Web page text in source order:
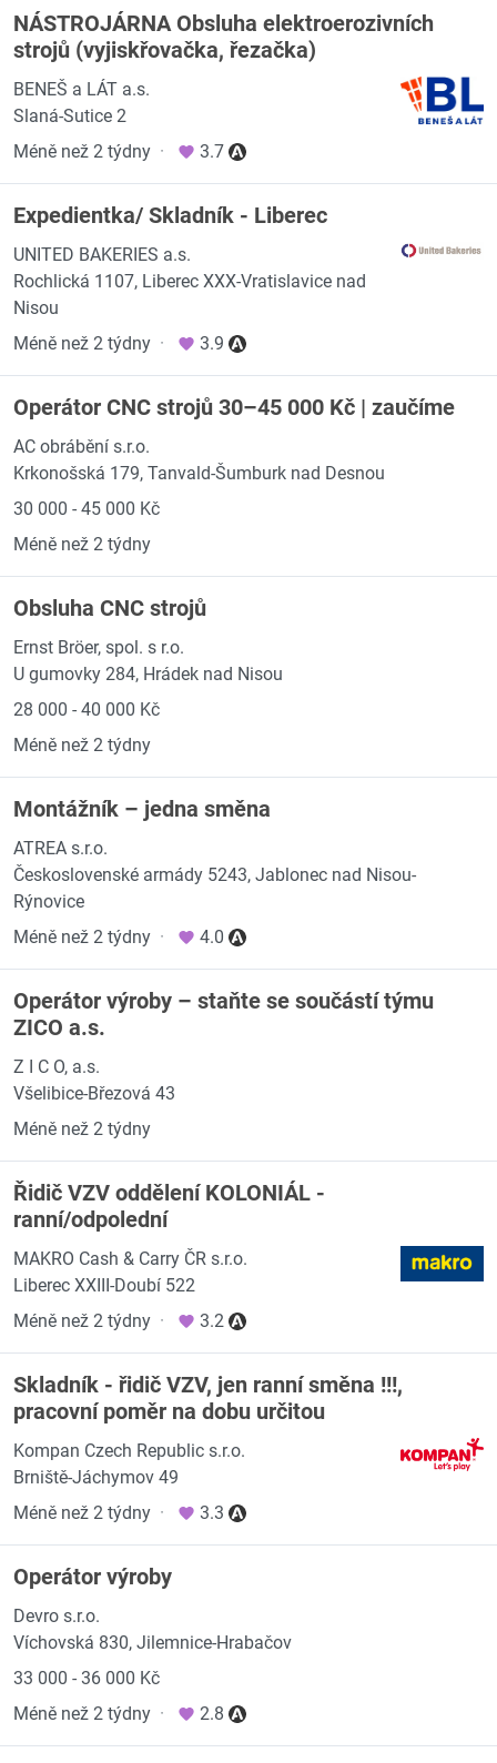
NÁSTROJÁRNA Obsluha elektroerozivních
strojů (vyjiskřovačka, řezačka)
BENEŠ a LÁT a.s.
Slaná-Sutice 2
Méně než 2 týdny · 3.7
Expedientka/ Skladník - Liberec
UNITED BAKERIES a.s.
Rochlická 1107, Liberec XXX-Vratislavice nad
Nisou
Méně než 2 týdny · 3.9
Operátor CNC strojů 30–45 000 Kč | zaučíme
AC obrábění s.r.o.
Krkonošská 179, Tanvald-Šumburk nad Desnou
30 000 - 45 000 Kč
Méně než 2 týdny
Obsluha CNC strojů
Ernst Bröer, spol. s r.o.
U gumovky 284, Hrádek nad Nisou
28 000 - 40 000 Kč
Méně než 2 týdny
Montážník – jedna směna
ATREA s.r.o.
Československé armády 5243, Jablonec nad Nisou-
Rýnovice
Méně než 2 týdny · 4.0
Operátor výroby – staňte se součástí týmu
ZICO a.s.
Z I C O, a.s.
Všelibice-Březová 43
Méně než 2 týdny
Řidič VZV oddělení KOLONIÁL -
ranní/odpolední
MAKRO Cash & Carry ČR s.r.o.
Liberec XXIII-Doubí 522
Méně než 2 týdny · 3.2
Skladník - řidič VZV, jen ranní směna !!!,
pracovní poměr na dobu určitou
Kompan Czech Republic s.r.o.
Brniště-Jáchymov 49
Méně než 2 týdny · 3.3
Operátor výroby
Devro s.r.o.
Víchovská 830, Jilemnice-Hrabačov
33 000 - 36 000 Kč
Méně než 2 týdny · 2.8